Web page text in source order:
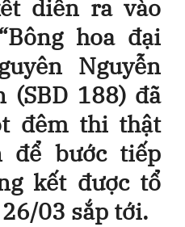
diễn ra vào
hoa đại
Nguyễn
(SBD 188) đã
đêm thi thật
để bước tiếp
kết được tổ
03 sắp tới.